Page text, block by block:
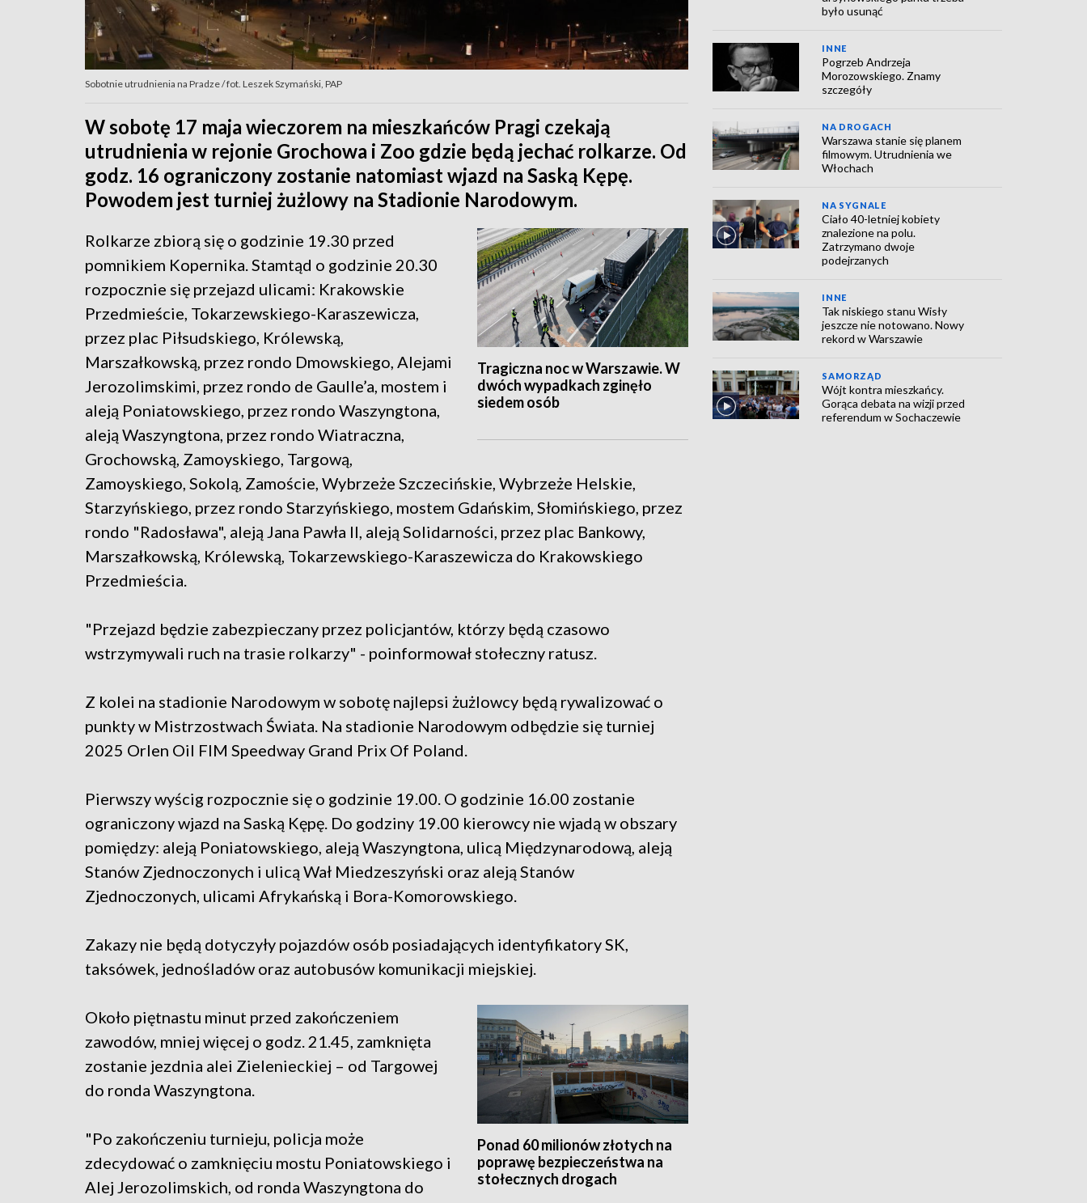
Sobotnie utrudnienia na Pradze / fot. Leszek Szymański, PAP
W sobotę 17 maja wieczorem na mieszkańców Pragi czekają
utrudnienia w rejonie Grochowa i Zoo gdzie będą jechać rolkarze. Od
godz. 16 ograniczony zostanie natomiast wjazd na Saską Kępę.
Powodem jest turniej żużlowy na Stadionie Narodowym.
Tragiczna noc w Warszawie. W
dwóch wypadkach zginęło
siedem osób
Rolkarze zbiorą się o godzinie 19.30 przed
pomnikiem Kopernika. Stamtąd o godzinie 20.30
rozpocznie się przejazd ulicami: Krakowskie
Przedmieście, Tokarzewskiego-Karaszewicza,
przez plac Piłsudskiego, Królewską,
Marszałkowską, przez rondo Dmowskiego, Alejami
Jerozolimskimi, przez rondo de Gaulle’a, mostem i
aleją Poniatowskiego, przez rondo Waszyngtona,
aleją Waszyngtona, przez rondo Wiatraczna,
Grochowską, Zamoyskiego, Targową,
Zamoyskiego, Sokolą, Zamoście, Wybrzeże Szczecińskie, Wybrzeże Helskie,
Starzyńskiego, przez rondo Starzyńskiego, mostem Gdańskim, Słomińskiego, przez
rondo "Radosława", aleją Jana Pawła II, aleją Solidarności, przez plac Bankowy,
Marszałkowską, Królewską, Tokarzewskiego-Karaszewicza do Krakowskiego
Przedmieścia.
"Przejazd będzie zabezpieczany przez policjantów, którzy będą czasowo
wstrzymywali ruch na trasie rolkarzy" - poinformował stołeczny ratusz.
Z kolei na stadionie Narodowym w sobotę najlepsi żużlowcy będą rywalizować o
punkty w Mistrzostwach Świata. Na stadionie Narodowym odbędzie się turniej
2025 Orlen Oil FIM Speedway Grand Prix Of Poland.
Pierwszy wyścig rozpocznie się o godzinie 19.00. O godzinie 16.00 zostanie
ograniczony wjazd na Saską Kępę. Do godziny 19.00 kierowcy nie wjadą w obszary
pomiędzy: aleją Poniatowskiego, aleją Waszyngtona, ulicą Międzynarodową, aleją
Stanów Zjednoczonych i ulicą Wał Miedzeszyński oraz aleją Stanów
Zjednoczonych, ulicami Afrykańską i Bora-Komorowskiego.
Zakazy nie będą dotyczyły pojazdów osób posiadających identyfikatory SK,
taksówek, jednośladów oraz autobusów komunikacji miejskiej.
Ponad 60 milionów złotych na
poprawę bezpieczeństwa na
stołecznych drogach
Około piętnastu minut przed zakończeniem
zawodów, mniej więcej o godz. 21.45, zamknięta
zostanie jezdnia alei Zielenieckiej – od Targowej
do ronda Waszyngtona.
"Po zakończeniu turnieju, policja może
zdecydować o zamknięciu mostu Poniatowskiego i
Alej Jerozolimskich, od ronda Waszyngtona do
było usunąć
INNE
Pogrzeb Andrzeja
Morozowskiego. Znamy
szczegóły
NA DROGACH
Warszawa stanie się planem
filmowym. Utrudnienia we
Włochach
NA SYGNALE
Ciało 40-letniej kobiety
znalezione na polu.
Zatrzymano dwoje
podejrzanych
INNE
Tak niskiego stanu Wisły
jeszcze nie notowano. Nowy
rekord w Warszawie
SAMORZĄD
Wójt kontra mieszkańcy.
Gorąca debata na wizji przed
referendum w Sochaczewie